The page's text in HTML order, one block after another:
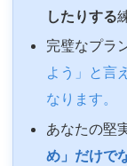
したりする
完璧なプラ
よう」と言
なります。
あなたの堅
め」だけで